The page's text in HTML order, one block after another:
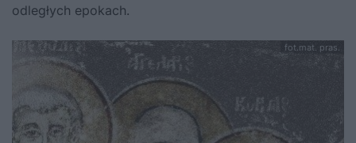
odległych epokach.
fot.mat. pras.